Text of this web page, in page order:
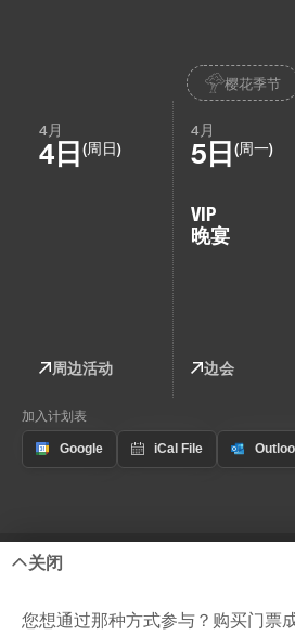
您想通过那种方式参与？购买门票
关闭
樱花季节
4月
4日 (周日)
周边活动
4月
5日 (周一)
VIP
晚宴
边会
加入计划表